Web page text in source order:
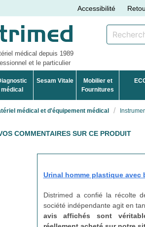
Accessibilité
médical depuis 1989
et le particulier
médical
Sesam Vitale
Mobilier et
Fournitures
médical et d'équipement médical
COMMENTAIRES SUR CE PRODUIT
Urinal homme plastique avec
Distrimed a confié la récolte
société indépendante agit en
avis affichés sont